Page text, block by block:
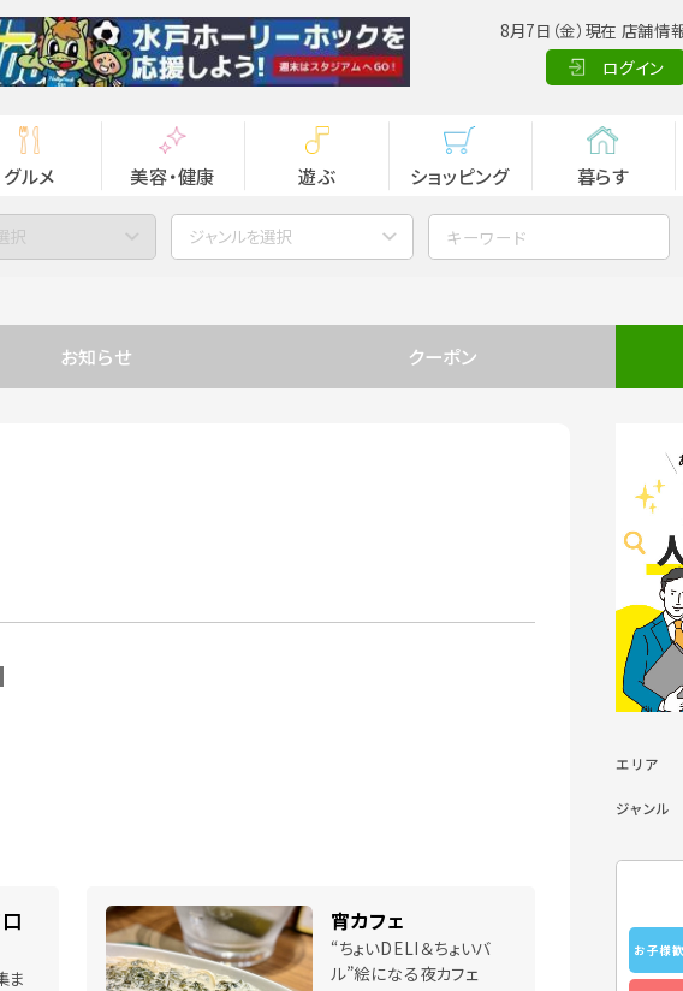
8月7日（金）現在 店舗
ログイン
グルメ 美容・健康 遊ぶ ショッピング 暮らす
択 ジャンルを選択
お知らせ クーポン
ま
宵カフェ
“ちょいDELI＆ちょいバ
ル”絵になる夜カフェ
エリア
ジャンル
お子様